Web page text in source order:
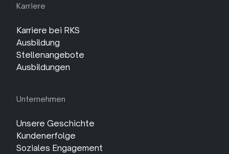
Karriere
Karriere bei RKS
Ausbildung
Stellenangebote
Ausbildungen
Unternehmen
Unsere Geschichte
Kundenerfolge
Soziales Engagement